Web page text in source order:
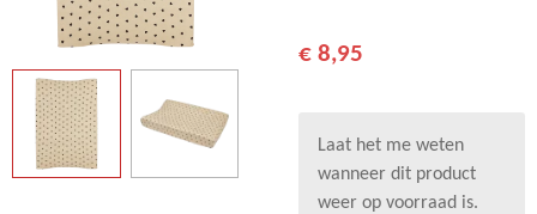
€ 8,95
Laat het me weten
wanneer dit product
weer op voorraad is.